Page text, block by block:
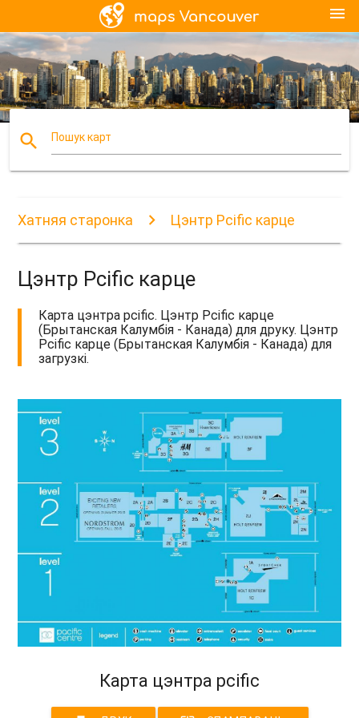
menu
search Пошук карт
Хатняя старонка Цэнтр Pcific карце
Цэнтр Pcific карце
Карта цэнтра pcific. Цэнтр Pcific карце
(Брытанская Калумбія - Канада) для друку. Цэнтр
Pcific карце (Брытанская Калумбія - Канада) для
загрузкі.
Карта цэнтра pcific